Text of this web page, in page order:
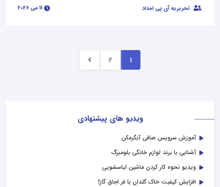
ویدیو های پیشنهادی
آموزش سرویس صافی آبگرمکن
آشنایی با برند لوازم خانگی بلومبرگ
ویدیو نحوه کار کردن ماشین لباسشویی
افزایش کیفیت خاک گلدان با فر اجاق گاز!
تحریریه آی پی امداد
1
2